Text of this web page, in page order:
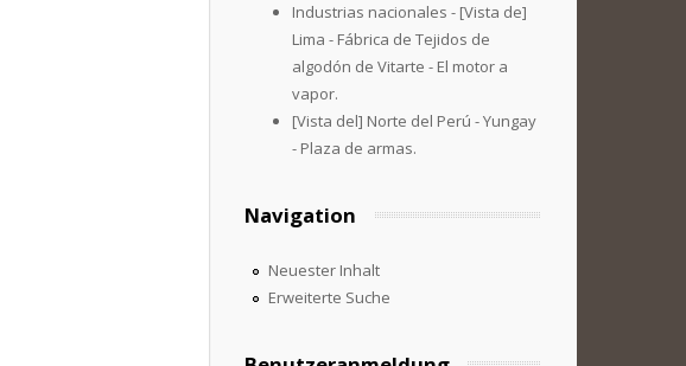
Industrias nacionales - [Vista de]
Lima - Fábrica de Tejidos de
algodón de Vitarte - El motor a
vapor.
[Vista del] Norte del Perú - Yungay
- Plaza de armas.
Navigation
Neuester Inhalt
Erweiterte Suche